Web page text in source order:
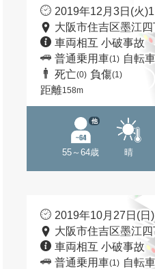
2019年12月3日(火
大阪市住吉区墨江
車両相互 小破事故
普通乗用車(1) 自転車
死亡(0) 負傷(1)
距離158m
55～64歳
他
晴
2019年10月27日(日
大阪市住吉区墨江
車両相互 小破事故
普通乗用車(1) 自転車